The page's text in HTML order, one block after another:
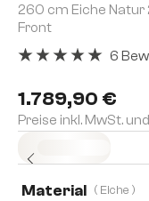
260 cm Eiche Natur
Front
1.789,90 €
Preise inkl. MwSt.
6
Material ( Eiche )